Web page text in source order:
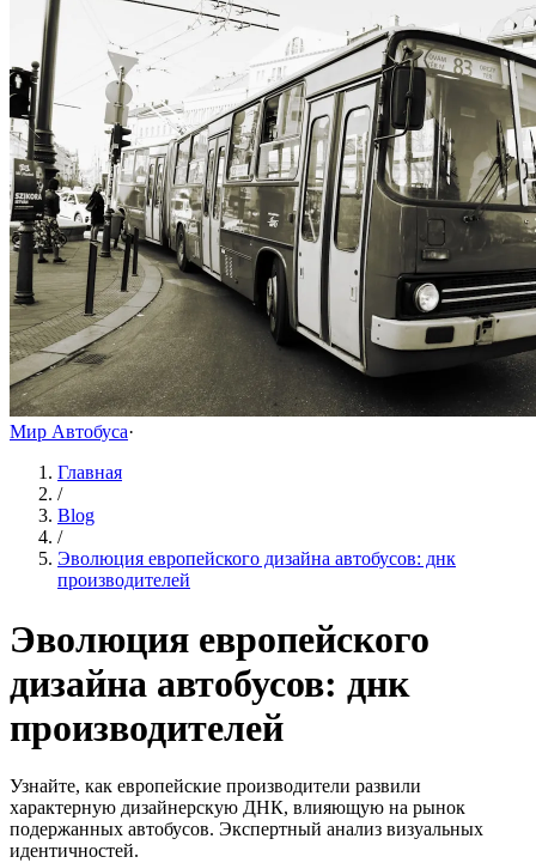
Мир Автобуса·
Главная
/
Blog
/
Эволюция европейского дизайна автобусов: днк
производителей
Эволюция европейского
дизайна автобусов: днк
производителей
Узнайте, как европейские производители развили
характерную дизайнерскую ДНК, влияющую на рынок
подержанных автобусов. Экспертный анализ визуальных
идентичностей.